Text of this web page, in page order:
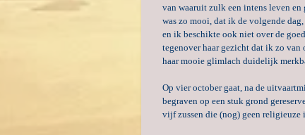
van waaruit zulk een intens leven
was zo mooi, dat ik de volgende
en ik beschikte ook niet over de
tegenover haar gezicht dat ik zo
haar mooie glimlach duidelijk
Op vier october gaat, na de
begraven op een stuk grond
vijf zussen die (nog) geen religieuze